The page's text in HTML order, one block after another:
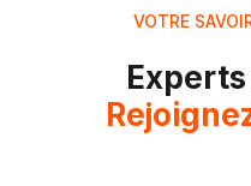
VOTRE